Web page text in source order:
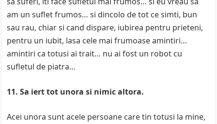
am un suflet frumos… si dincolo de tot ce simti, bun
sau rau, chiar si cand dispare, iubirea pentru prieteni,
pentru un iubit, lasa cele mai frumoase amintiri…
amintiri ca totusi ai trait… nu ai fost un robot cu
sufletul de piatra…
11. Sa iert tot unora si nimic altora.
Acei unora sunt acele persoane care tin totusi la mine,